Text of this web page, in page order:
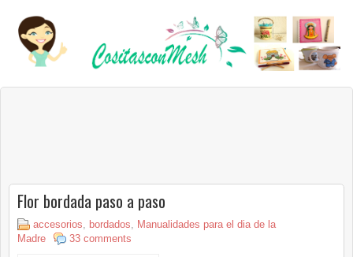
Flor bordada paso a paso
accesorios bordados
Manualidades para el dia de la
Madre
33 comments